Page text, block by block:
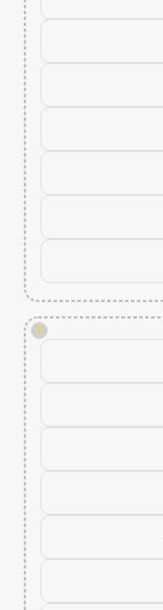
!